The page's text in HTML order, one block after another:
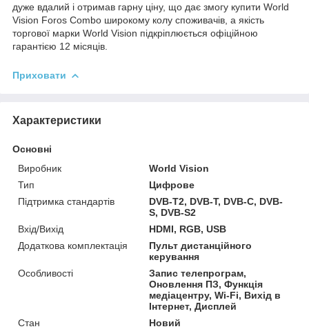
дуже вдалий і отримав гарну ціну, що дає змогу купити World
Vision Foros Combo широкому колу споживачів, а якість
торгової марки World Vision підкріплюється офіційною
гарантією 12 місяців.
Приховати
Характеристики
Основні
Виробник
World Vision
Тип
Цифрове
Підтримка стандартів
DVB-T2, DVB-T, DVB-C, DVB-
S, DVB-S2
Вхід/Вихід
HDMI, RGB, USB
Додаткова комплектація
Пульт дистанційного
керування
Особливості
Запис телепрограм,
Оновлення ПЗ, Функція
медіацентру, Wi-Fi, Вихід в
Інтернет, Дисплей
Стан
Новий